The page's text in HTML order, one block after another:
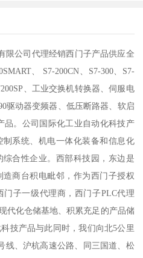
司代理经销西门子产品供应全
、 S7-200CN、S7-300、S7-
、工业交换机转换器、伺服电
驱动器变频器、低压断路器、软启
品。公司国际化工业自动化科技产
系统、机电一体化装备和信息化
合性企业。西部科技园，东边是
商台积电毗邻，作为西门子授权
子一级代理商，西门子PLC代理
代化仓储基地、积累充足的产品储
技产品与此同时，我们向北5公里
线、沪杭高速公路、同三国道、松